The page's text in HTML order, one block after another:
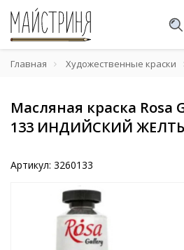
Главная Художественные краски
Масляная краска Rosa
133 ИНДИЙСКИЙ
Артикул: 3260133